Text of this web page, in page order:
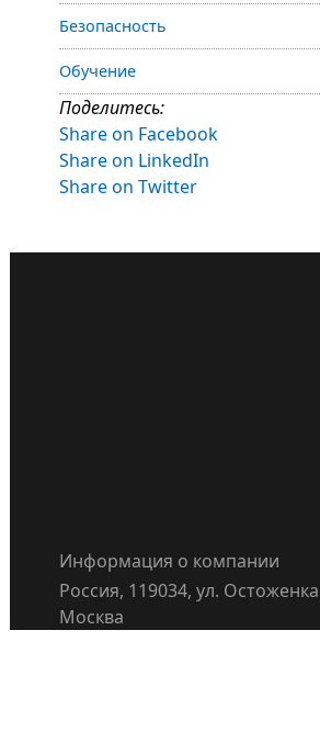
Безопасность
Обучение
Поделитесь:
Share on Facebook
Share on LinkedIn
Share on Twitter
Информация о компании
Россия, 119034, ул.
Москва